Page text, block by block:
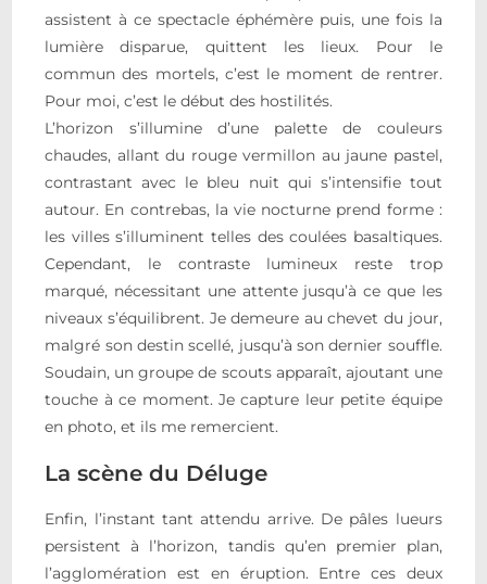
assistent à ce spectacle éphémère puis, une fois la
lumière disparue, quittent les lieux. Pour le
commun des mortels, c’est le moment de rentrer.
Pour moi, c’est le début des hostilités.
L’horizon s’illumine d’une palette de couleurs
chaudes, allant du rouge vermillon au jaune pastel,
contrastant avec le bleu nuit qui s’intensifie tout
autour. En contrebas, la vie nocturne prend forme :
les villes s’illuminent telles des coulées basaltiques.
Cependant, le contraste lumineux reste trop
marqué, nécessitant une attente jusqu’à ce que les
niveaux s’équilibrent. Je demeure au chevet du jour,
malgré son destin scellé, jusqu’à son dernier souffle.
Soudain, un groupe de scouts apparaît, ajoutant une
touche à ce moment. Je capture leur petite équipe
en photo, et ils me remercient.
La scène du Déluge
Enfin, l’instant tant attendu arrive. De pâles lueurs
persistent à l’horizon, tandis qu’en premier plan,
l’agglomération est en éruption. Entre ces deux